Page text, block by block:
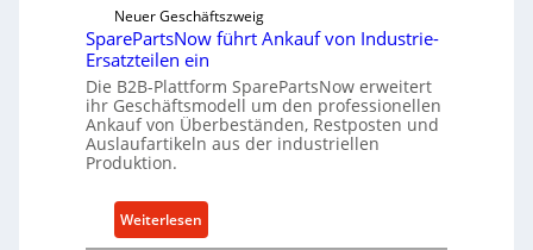
k
t
A
n
t
i
e
i
c
k
e
l
t
-
Neuer Geschäftszweig
SparePartsNow führt Ankauf von Industrie-
Ersatzteilen ein
Die B2B-Plattform SparePartsNow erweitert
ihr Geschäftsmodell um den professionellen
Ankauf von Überbeständen, Restposten und
Auslaufartikeln aus der industriellen
Produktion.
Weiterlesen:
S